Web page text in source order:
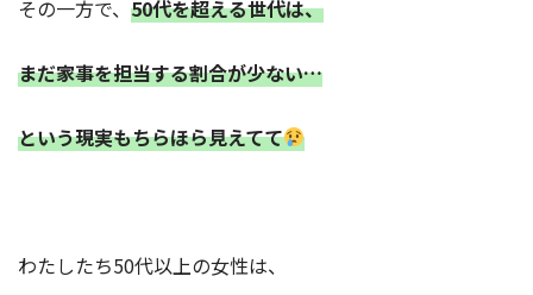
その一方で、 50代を超える世代は、
まだ家事を担当する割合が少ない…
という現実もちらほら見えてて
わたしたち50代以上の女性は、